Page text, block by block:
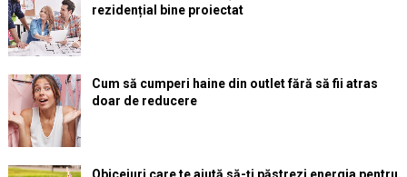
rezidențial bine proiectat
Cum să cumperi haine din outlet fără să fii atras
doar de reducere